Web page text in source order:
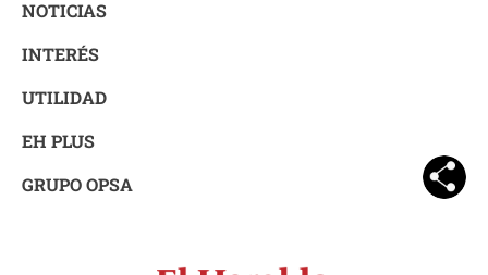
NOTICIAS
INTERÉS
UTILIDAD
EH PLUS
GRUPO OPSA